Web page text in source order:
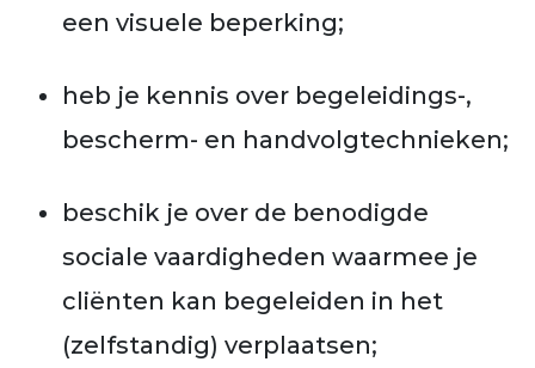
een visuele beperking;
heb je kennis over begeleidings-,
bescherm- en handvolgtechnieken;
beschik je over de benodigde
sociale vaardigheden waarmee je
cliënten kan begeleiden in het
(zelfstandig) verplaatsen;